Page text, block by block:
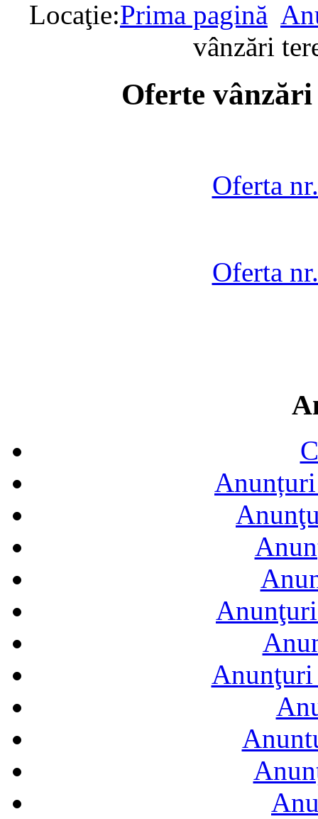
Locaţie:Prima pagină
vânzări
Oferte
Oferta
Oferta